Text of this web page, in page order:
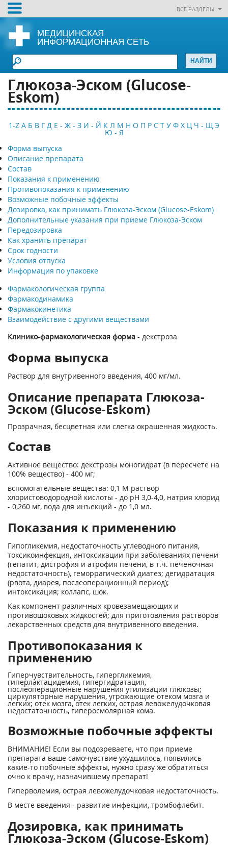
ВСЕ РАЗДЕЛЫ
МЕДИЦИНСКАЯ
ИНФОРМАЦИОННАЯ СЕТЬ
Глюкоза-Эском (Glucose-
Еskom)
1-Z А Б В Г Д Е - Ж - З И - Й К Л М Н О П Р С Т У Ф Х Ц Ч - Щ Э
Ю - Я
Форма выпуска
Описание препарата
Состав
Показания к применению
Противопоказания к применению
Возможные побочные эффекты
Дозировка, как принимать Глюкоза-Эском (Glucose-Еskom)
Дополнительные указания при приеме Глюкоза-Эском
Передозировка
Как хранить препарат
Срок годности
Условия отпуска
Информация по упаковке
Фармакологическая группа
Фармакодинамика
Фармакокинетика
Взаимодействие с другими веществами
Клинико-фармакологическая форма - декстроза
Форма выпуска
Раствор для внутривенного введения, 400 мг/мл.
Описание препарата Глюкоза-
Эском (Glucose-Еskom)
Прозрачная, бесцветная или слегка окрашенная жидкость.
Состав
Активное вещество: декстрозы моногидрат (в пересчете на
100% вещество) - 400 мг;
вспомогательные вещества: 0,1 М раствор
хлористоводородной кислоты - до pH 3,0-4,0, натрия хлорид
- 0,260 мг, вода для инъекций - до 1,0 мл.
Показания к применению
Гипогликемия, недостаточность углеводного питания,
токсикоинфекция, интоксикации при заболеваниях печени
(гепатит, дистрофия и атрофия печени, в т.ч. печеночная
недостаточность), геморрагический диатез; дегидратация
(рвота, диарея, послеоперационный период);
интоксикация; коллапс, шок.
Как компонент различных кровезамещающих и
противошоковых жидкостей; для приготовления растворов
лекарственных средств для внутривенного введения.
Противопоказания к
применению
Гиперчувствительность, гипергликемия,
гиперлактацидемия, гипергидратация,
послеоперационные нарушения утилизации глюкозы;
циркуляторные нарушения, угрожающие отеком мозга и
легких; отек мозга, отек легких, острая левожелудочковая
недостаточность, гиперосмолярная кома.
Возможные побочные эффекты
ВНИМАНИЕ! Если вы подозреваете, что при приеме
препарата ваше самочувствие ухудшилось, появились
какие-то побочные эффекты, нужно сразу же обратиться
очно к врачу, назначившему препарат!
Гиперволемия, острая левожелудочковая недостаточность.
В месте введения - развитие инфекции, тромбофлебит.
Дозировка, как принимать
Глюкоза-Эском (Glucose-Еskom)